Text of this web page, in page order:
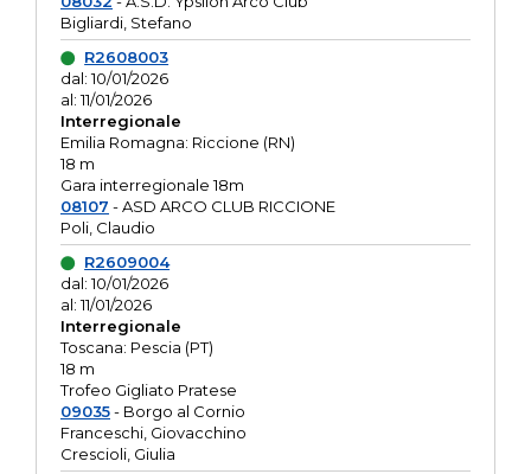
Bigliardi, Stefano
R2608003
dal: 10/01/2026
al: 11/01/2026
Interregionale
Emilia Romagna: Riccione (RN)
18 m
Gara interregionale 18m
08107 - ASD ARCO CLUB RICCIONE
Poli, Claudio
R2609004
dal: 10/01/2026
al: 11/01/2026
Interregionale
Toscana: Pescia (PT)
18 m
Trofeo Gigliato Pratese
09035- Borgo al Cornio
Franceschi, Giovacchino
Crescioli, Giulia